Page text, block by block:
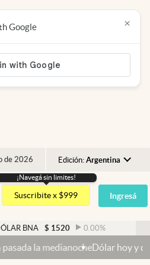
de 2026 Edición: Argentina
Argentina
España
USA
¡Navegá sin limites!
Suscribite x $999 Ingresá
$ 1520 0.00%
Dólar hoy y dólar blue hoy:
Google ×